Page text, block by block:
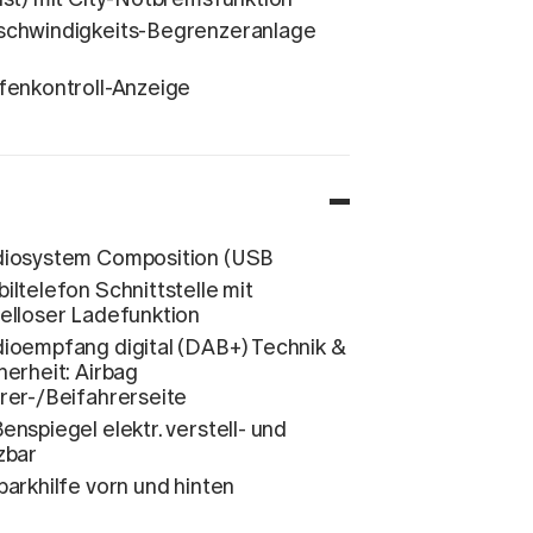
Begrenzeranlage
Anzeige
Composition (USB
Schnittstelle mit
Ladefunktion
digital (DAB+) Technik &
Airbag
Beifahrerseite
elektr. verstell- und
vorn und hinten